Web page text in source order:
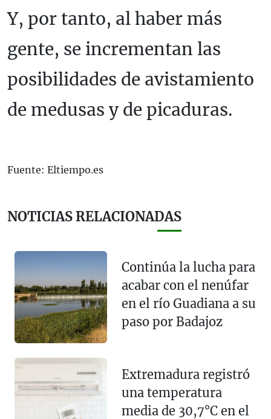
Y, por tanto, al haber más
gente, se incrementan las
posibilidades de avistamiento
de medusas y de picaduras.
Fuente: Eltiempo.es
NOTICIAS RELACIONADAS
Continúa la lucha para
acabar con el nenúfar
en el río Guadiana a su
paso por Badajoz
Extremadura registró
una temperatura
media de 30,7°C en el